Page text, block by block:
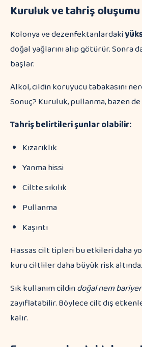
Kuruluk ve tahriş oluşumu
Kolonya ve dezenfektanlardaki
doğal yağlarını alıp götürür. Sonra
başlar.
Alkol, cildin koruyucu tabakasını
Sonuç? Kuruluk, pullanma, bazen de
Tahriş belirtileri şunlar olabilir:
Kızarıklık
Yanma hissi
Ciltte sıkılık
Pullanma
Kaşıntı
Hassas cilt tipleri bu etkileri daha
kuru ciltliler daha büyük risk altında.
Sık kullanım cildindoğal nem
zayıflatabilir. Böylece cilt dış
kalır.